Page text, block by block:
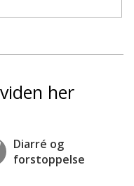
her
Diarré og
forstoppelse